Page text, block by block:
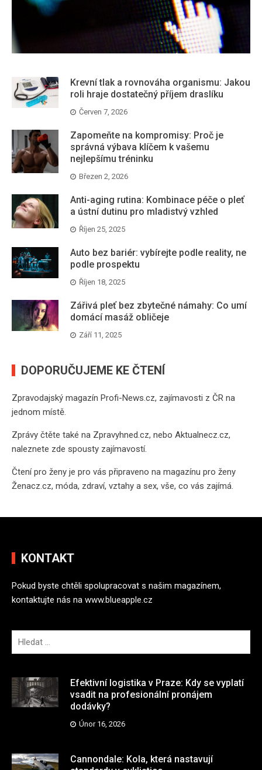
Krevní tlak a rovnováha organismu: Jakou
roli hraje dostatečný příjem draslíku
Červen 7, 2026
Zapomeňte na kompromisy: Proč je
správná výbava klíčem k vašemu
nejlepšímu tréninku
Březen 2, 2026
Anti-aging rutina: Kombinace péče o pleť
a ústní dutinu pro mladistvý vzhled
Říjen 25, 2025
Auto bez bariér: vybírejte podle reality, ne
podle prospektu
Říjen 18, 2025
Zářivá pleť bez zbytečné námahy: Co umí
domácí masáž obličeje
Září 11, 2025
DOPORUČUJEME KE ČTENÍ
Zpravodajský magazín Profi-News.cz, zajímavosti z ČR na
jednom místě.
Zprávy čtěte také na Zpravyhned.cz, nebo Aktualnecz.cz,
naleznete zde spousty zajímavostí.
Čtení pro ženy je pro vás připraveno na magazínu pro ženy
Ženacz.cz, móda, zdraví, vztahy a sex, vše, co vás zajímá.
KONTAKT
Pokud byste chtěli spolupracovat s našim magazínem,
kontaktujte nás na www.blueapple.cz
y
l
e
d
n
Efektivní logistika v Praze: Kdy se vyplatí
vsadit na profesionální pronájem
dodávky?
Únor 16, 2026
Cannondale: Kola, která nastavují